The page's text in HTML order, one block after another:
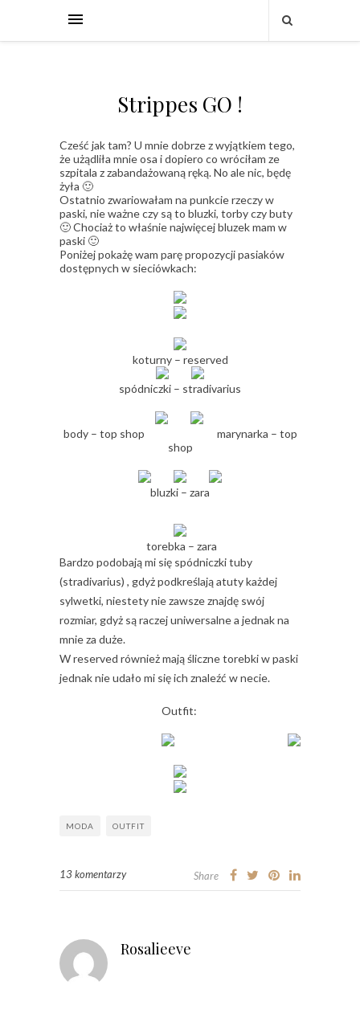
Strippes GO !
Cześć jak tam? U mnie dobrze z wyjątkiem tego,
że użądliła mnie osa i dopiero co wróciłam ze
szpitala z zabandażowaną ręką. No ale nic, będę
żyła 🙂
Ostatnio zwariowałam na punkcie rzeczy w
paski, nie ważne czy są to bluzki, torby czy buty
🙂 Chociaż to właśnie najwięcej bluzek mam w
paski 🙂
Poniżej pokażę wam parę propozycji pasiaków
dostępnych w sieciówkach:
koturny – reserved
spódniczki – stradivarius
body – top shop marynarka – top
shop
bluzki – zara
torebka – zara
Bardzo podobają mi się spódniczki tuby
(stradivarius) , gdyż podkreślają atuty każdej
sylwetki, niestety nie zawsze znajdę swój
rozmiar, gdyż są raczej uniwersalne a jednak na
mnie za duże.
W reserved również mają śliczne torebki w paski
jednak nie udało mi się ich znaleźć w necie.
Outfit:
MODA OUTFIT
13 komentarzy Share
Rosalieeve